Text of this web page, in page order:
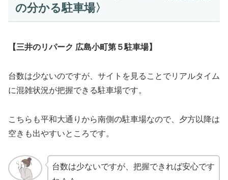
の分かる駐車場〉
【三井のリパーク 広島小町第５駐車場】
台数は少ないのですが、サイトを見ることでリアルタイム
に混雑状況が把握できる駐車場です。
こちらも平和大通りから南側の駐車場なので、夕方以降は
空きも出やすいところです。
台数は少ないですが、把握できれば安心です